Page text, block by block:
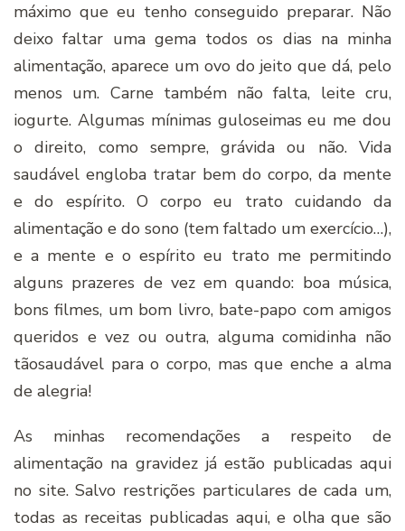
máximo que eu tenho conseguido preparar. Não
deixo faltar uma gema todos os dias na minha
alimentação, aparece um ovo do jeito que dá, pelo
menos um. Carne também não falta, leite cru,
iogurte. Algumas mínimas guloseimas eu me dou
o direito, como sempre, grávida ou não. Vida
saudável engloba tratar bem do corpo, da mente
e do espírito. O corpo eu trato cuidando da
alimentação e do sono (tem faltado um exercício…),
e a mente e o espírito eu trato me permitindo
alguns prazeres de vez em quando: boa música,
bons filmes, um bom livro, bate-papo com amigos
queridos e vez ou outra, alguma comidinha não
tãosaudável para o corpo, mas que enche a alma
de alegria!
As minhas recomendações a respeito de
alimentação na gravidez já estão publicadas aqui
no site. Salvo restrições particulares de cada um,
todas as receitas publicadas aqui, e olha que são